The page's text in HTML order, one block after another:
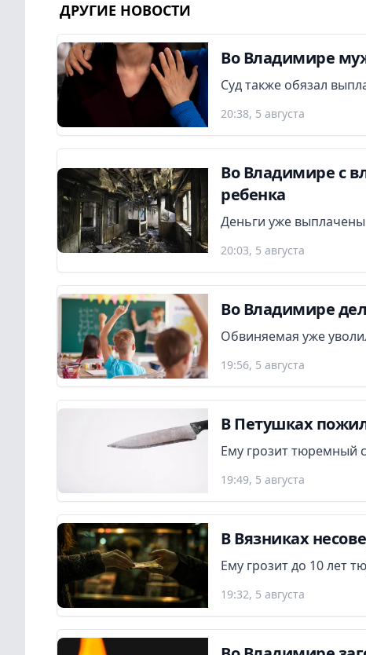
ДРУГИЕ НОВОСТИ
Во Владимире
Суд также обязал
20:38, 5 августа
Во Владимире с
ребенка
Деньги уже
20:03, 5 августа
Во Владимире
Обвиняемая уже
19:56, 5 августа
В Петушках
Ему грозит тюремный
19:49, 5 августа
В Вязниках
Ему грозит до 10 лет
19:32, 5 августа